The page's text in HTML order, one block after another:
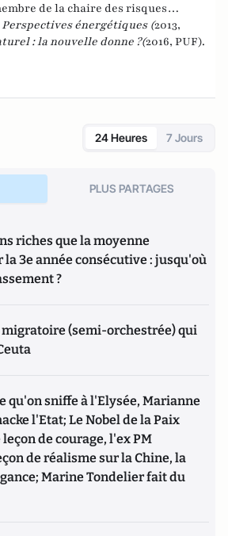
de la chaire des risques
Perspectives énergétiques (2013,
: la nouvelle donne ?(2016, PUF).
24 Heures 7 Jours
PLUS PARTAGES
riches que la moyenne
3e année consécutive : jusqu'où
?
(semi-orchestrée) qui
qu'on sniffe à l'Elysée, Marianne
l'Etat; Le Nobel de la Paix
de courage, l'ex PM
de réalisme sur la Chine, la
Marine Tondelier fait du